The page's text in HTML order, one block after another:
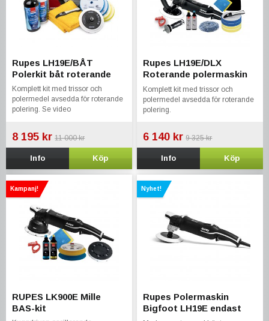
Rupes LH19E/BÅT
Polerkit båt roterande
Komplett kit med trissor och
polermedel avsedda för roterande
polering. Se video
8 195 kr 11 000 kr
Info Köp
Rupes LH19E/DLX
Roterande polermaskin
kit
Komplett kit med trissor och
polermedel avsedda för roterande
polering.
6 140 kr 9 325 kr
Info Köp
Kampanj!
RUPES LK900E Mille
BAS-kit
Nyhet!
Rupes Polermaskin
Bigfoot LH19E endast